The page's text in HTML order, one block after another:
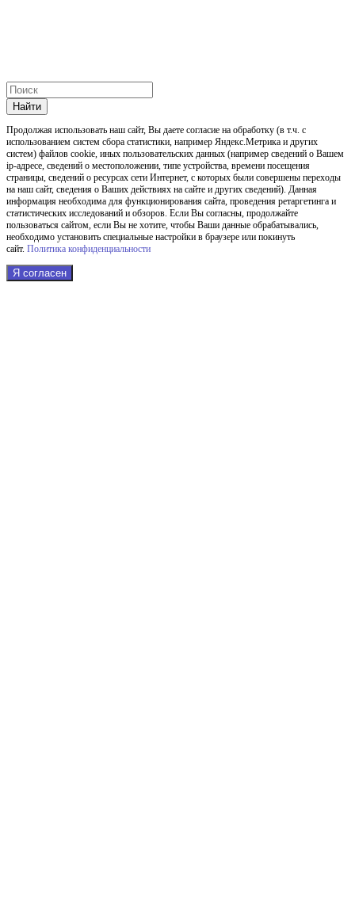
Найти
Продолжая использовать наш cайт, Вы даете согласие на обработку (в т.ч. с
использованием систем сбора статистики, например Яндекс.Метрика и других
систем) файлов cookie, иных пользовательских данных (например сведений о Вашем
ip-адресе, сведений о местоположении, типе устройства, времени посещения
страницы, сведений о ресурсах сети Интернет, с которых были совершены переходы
на наш сайт, сведения о Ваших действиях на сайте и других сведений). Данная
информация необходима для функционирования сайта, проведения ретаргетинга и
статистических исследований и обзоров. Если Вы согласны, продолжайте
пользоваться сайтом, если Вы не хотите, чтобы Ваши данные обрабатывались,
необходимо установить специальные настройки в браузере или покинуть
сайт. Политика конфиденциальности
Я согласен